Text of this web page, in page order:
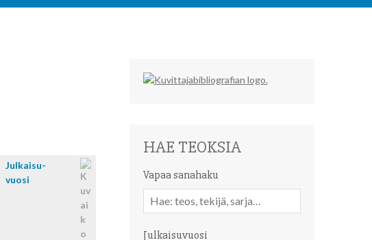
Julkaisu­
vuosi
HAE TEOKSIA
Vapaa sanahaku
sanahaku
Julkaisuvuosi